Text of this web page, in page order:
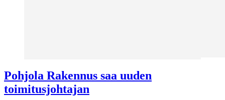
Pohjola Rakennus saa uuden
toimitusjohtajan